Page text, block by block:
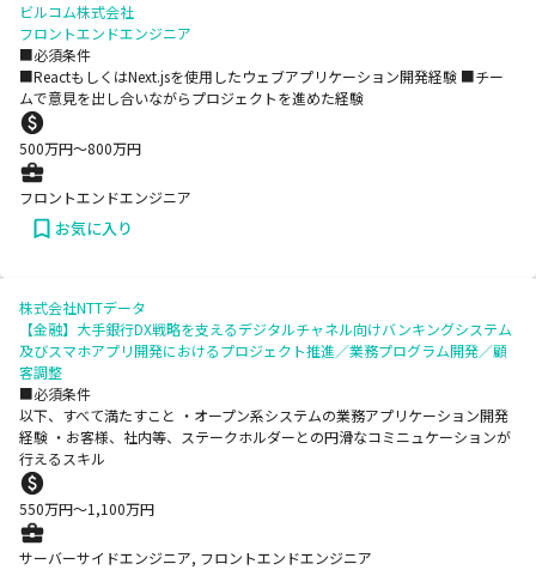
ビルコム株式会社
フロントエンドエンジニア
■必須条件
■ReactもしくはNext.jsを使用したウェブアプリケーション開発経験 ■チー
ムで意見を出し合いながらプロジェクトを進めた経験
500万円〜800万円
フロントエンドエンジニア
お気に入り
株式会社NTTデータ
【金融】大手銀行DX戦略を支えるデジタルチャネル向けバンキングシステム
及びスマホアプリ開発におけるプロジェクト推進／業務プログラム開発／顧
客調整
■必須条件
以下、すべて満たすこと ・オープン系システムの業務アプリケーション開発
経験 ・お客様、社内等、ステークホルダーとの円滑なコミニュケーションが
行えるスキル
550万円〜1,100万円
サーバーサイドエンジニア, フロントエンドエンジニア